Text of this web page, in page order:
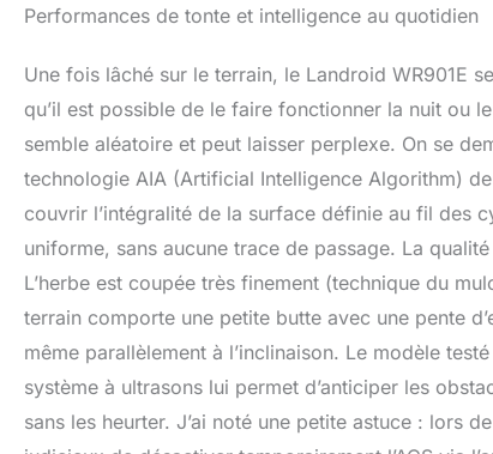
Performances de tonte et intelligence au quotidien
Une fois lâché sur le terrain, le Landroid WR901E
qu’il est possible de le faire fonctionner la nuit ou
semble aléatoire et peut laisser perplexe. On se
technologie AIA (Artificial Intelligence Algorithm)
couvrir l’intégralité de la surface définie au fil des
uniforme, sans aucune trace de passage. La
L’herbe est coupée très finement (technique du
terrain comporte une petite butte avec une pente
même parallèlement à l’inclinaison. Le modèle
système à ultrasons lui permet d’anticiper les
sans les heurter. J’ai noté une petite astuce : lors